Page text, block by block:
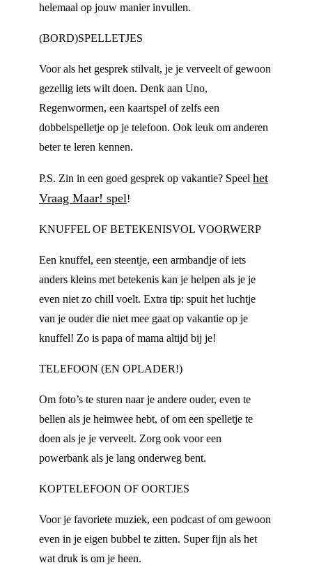
helemaal op jouw manier invullen.
(BORD)SPELLETJES
Voor als het gesprek stilvalt, je je verveelt of gewoon
gezellig iets wilt doen. Denk aan Uno,
Regenwormen, een kaartspel of zelfs een
dobbelspelletje op je telefoon. Ook leuk om anderen
beter te leren kennen.
P.S. Zin in een goed gesprek op vakantie? Speel het
Vraag Maar! spel!
KNUFFEL OF BETEKENISVOL VOORWERP
Een knuffel, een steentje, een armbandje of iets
anders kleins met betekenis kan je helpen als je je
even niet zo chill voelt. Extra tip: spuit het luchtje
van je ouder die niet mee gaat op vakantie op je
knuffel! Zo is papa of mama altijd bij je!
TELEFOON (EN OPLADER!)
Om foto’s te sturen naar je andere ouder, even te
bellen als je heimwee hebt, of om een spelletje te
doen als je je verveelt. Zorg ook voor een
powerbank als je lang onderweg bent.
KOPTELEFOON OF OORTJES
Voor je favoriete muziek, een podcast of om gewoon
even in je eigen bubbel te zitten. Super fijn als het
wat druk is om je heen.